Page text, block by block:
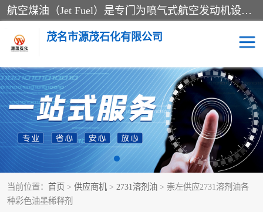
航空煤油（Jet Fuel）是专门为喷气式航空发动机设计的高纯度燃料，主要分为Jet A、Jet A-1和Jet B等类型。其特点是闪点高、低温流动性好，并添加了抗静电剂和抗氧化剂以确保飞行安全。航空煤油需
茂名市源茂石化有限公司
当前位置： 首页 > 供应商机 > 2731溶剂油 > 崇左供应2731溶剂油各
种彩色油墨稀释剂
RP3航空煤油 D20+D30溶剂油
D40+D60溶剂油 D80+D100溶剂油
6号+120号溶剂油 260号溶剂油
异构烷烃 天然乳胶